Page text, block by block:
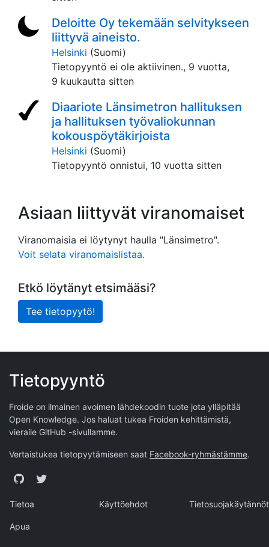
Deloitte Oy tekemään selvitykseen
liittyvä aineisto.
Helsinki (Suomi)
Tietopyyntö ei ole aktiivinen., 9 vuotta,
9 kuukautta sitten
Diaariote Länsimetron hallituksen
ja hallituksen työvaliokunnan
kokouspöytäkirjoista
Helsinki (Suomi)
Tietopyyntö onnistui, 10 vuotta sitten
Asiaan liittyvät viranomaiset
Viranomaisia ei löytynyt haulla "Länsimetro".
Voit selata viranomaislistaa.
Etkö löytänyt etsimääsi?
Tee tietopyytö!
Tietopyyntö
Froide on ilmainen avoimen lähdekoodin tuote jota ylläpitää
Open Knowledge. Jos haluat tukea Froiden kehittämistä,
vieraile GitHub -sivullamme.
Vertaistukea tietopyytämiseen saat Facebook-ryhmästämme.
GitHubTwitter
Tietoa Käyttöehdot Tietosuojakäytännöt
Apua